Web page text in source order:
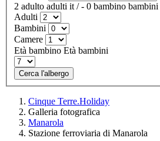
2 adulto adulti it / - 0 bambino bambini
Adulti
Bambini
Camere
Età bambino Età bambini
Cerca l'albergo
Cinque Terre.Holiday
Galleria fotografica
Manarola
Stazione ferroviaria di Manarola